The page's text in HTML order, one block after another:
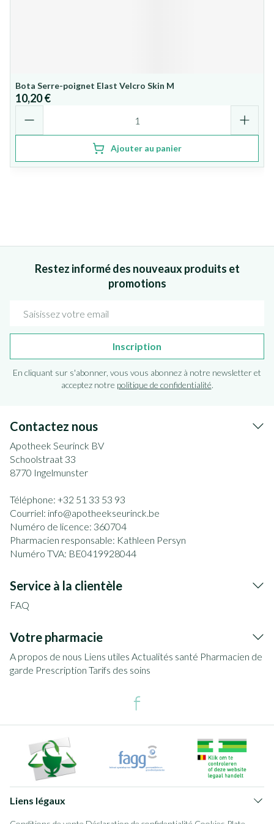
Bota Serre-poignet Elast Velcro Skin M
10,20 €
Ajouter au panier
Restez informé des nouveaux produits et
promotions
Inscription
En cliquant sur s'abonner, vous vous abonnez à notre newsletter et
acceptez notre politique de confidentialité.
Contactez nous
Apotheek Seurinck BV
Schoolstraat 33
8770 Ingelmunster
Téléphone: +32 51 33 53 93
Courriel: info@apotheekseurinck.be
Numéro de licence: 360704
Pharmacien responsable: Kathleen Persyn
Numéro TVA: BE0419928044
Service à la clientèle
FAQ
Votre pharmacie
A propos de nous Liens utiles Actualités santé Pharmacien de
garde Prescription Tarifs des soins
Liens légaux